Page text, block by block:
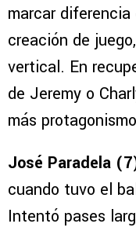
marcar
creación de
vertical. En
de Jeremy o
más
José Paradela
cuando tuvo el
Intentó pases